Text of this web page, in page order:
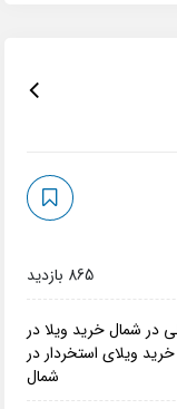
865 بازدید
در شمال خرید ویلا در
خرید ویلای استخردار در
شمال